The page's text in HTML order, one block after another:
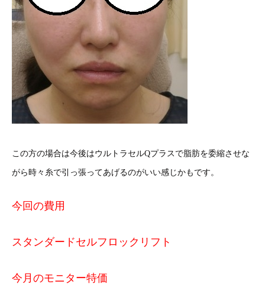
この方の場合は今後はウルトラセルQプラスで脂肪を委縮させな
がら時々糸で引っ張ってあげるのがいい感じかもです。
今回の費用
スタンダードセルフロックリフト
今月のモニター特価